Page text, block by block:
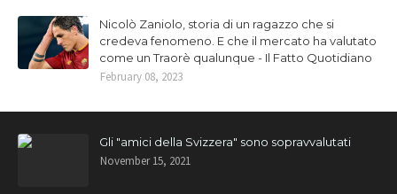
Nicolò Zaniolo, storia di un ragazzo che si
credeva fenomeno. E che il mercato ha valutato
come un Traorè qualunque - Il Fatto Quotidiano
February 08, 2023
Gli "amici della Svizzera" sono sopravvalutati
November 15, 2021